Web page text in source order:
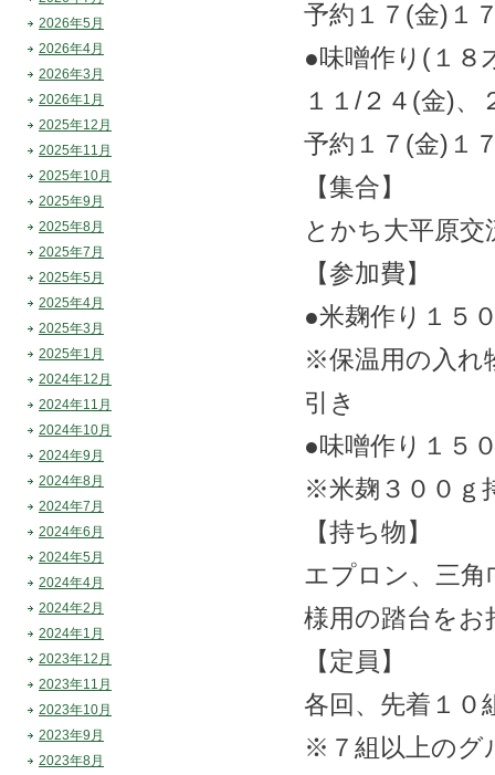
予約１７(金)１
●味噌作り(１８
１１/２４(金)
予約１７(金)１
【集合】
とかち大平原
【参加費】
●米麹作り１５
※保温用の入れ
引き
●味噌作り１５
※米麹３００ｇ
【持ち物】
エプロン、三
様用の踏台をお
【定員】
各回、先着１０
※７組以上のグ
2026年5月
2026年4月
2026年3月
2026年1月
2025年12月
2025年11月
2025年10月
2025年9月
2025年8月
2025年7月
2025年5月
2025年4月
2025年3月
2025年1月
2024年12月
2024年11月
2024年10月
2024年9月
2024年8月
2024年7月
2024年6月
2024年5月
2024年4月
2024年2月
2024年1月
2023年12月
2023年11月
2023年10月
2023年9月
2023年8月